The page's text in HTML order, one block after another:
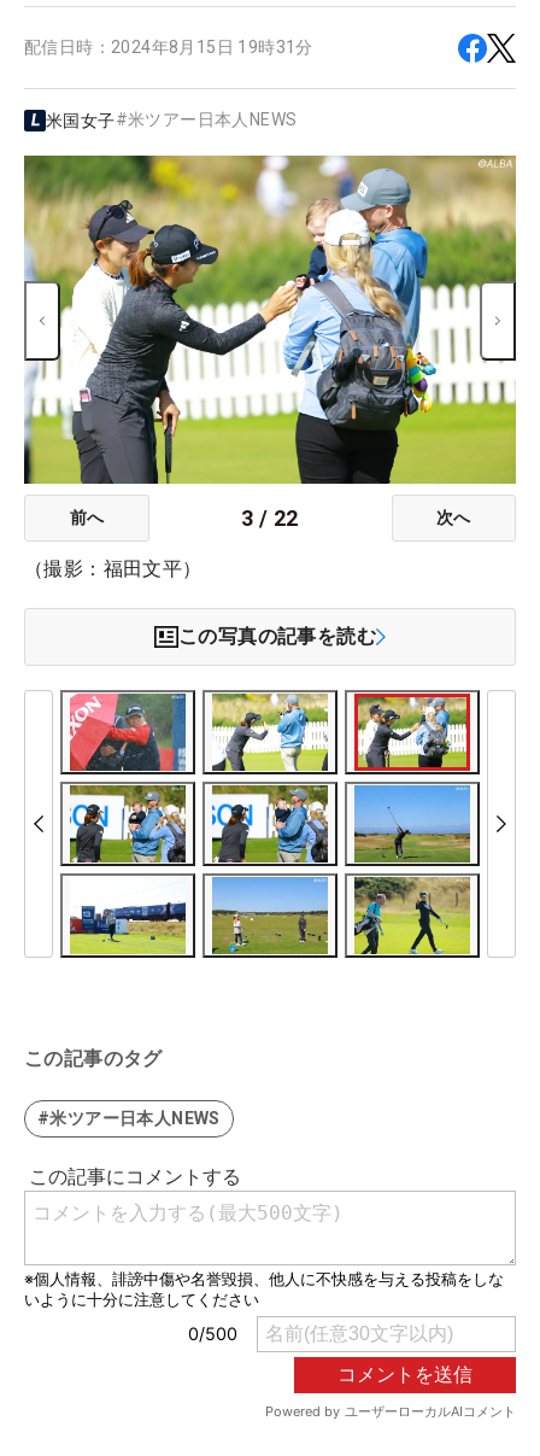
配信日時： 2024年8月15日 19時31分
米国女子#米ツアー日本人NEWS
前へ 3 / 22 次へ
（撮影：福田文平）
この写真の記事を読む
この記事のタグ
#米ツアー日本人NEWS